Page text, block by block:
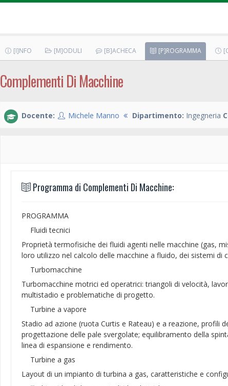
[I]NFO [M]ODULI [B]ACHECA [P]ROGRAMMA
Complementi Di Macchine
Docente: Michele Manno Dipartimento: Ingegneria
Programma di Complementi Di Macchine:
PROGRAMMA
Fluidi tecnici
Proprietà termofisiche dei fluidi agenti nelle macchine (gas,
loro utilizzo nel calcolo delle macchine a fluido, dei sistemi di
Turbomacchine
Turbomacchine motrici ed operatrici: triangoli di velocità,
multistadio e problematiche di progetto.
Turbine a vapore
Stadio ad azione (ruota Curtis e Rateau) e a reazione,
progettazione delle pale svergolate; equilibramento della
linea di espansione e rendimento.
Turbine a gas
Layout di un impianto di turbina a gas, caratteristiche e